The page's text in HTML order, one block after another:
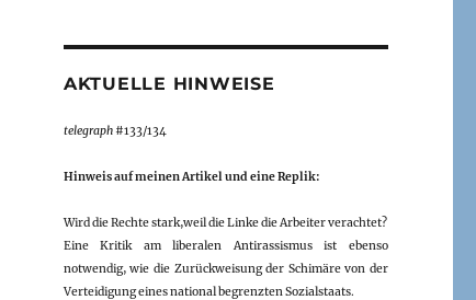
AKTUELLE HINWEISE
telegraph#133/134
Hinweis auf meinen Artikel und eine Replik:
Wird die Rechte stark,weil die Linke die Arbeiter verachtet?
Eine Kritik am liberalen Antirassismus ist ebenso
notwendig, wie die Zurückweisung der Schimäre von der
Verteidigung eines national begrenzten Sozialstaats.